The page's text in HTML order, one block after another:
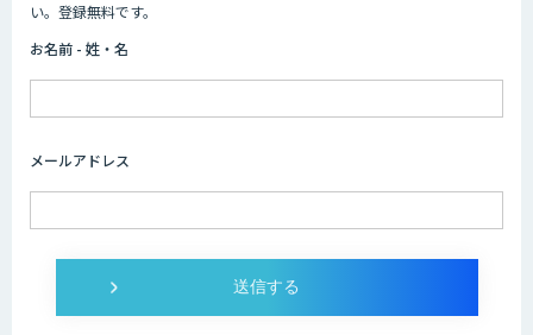
い。登録無料です。
お名前 - 姓・名
メールアドレス